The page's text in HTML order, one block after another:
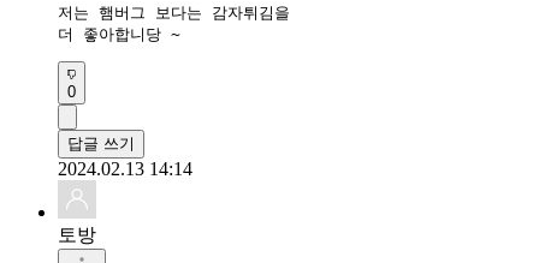
저는 햄버그 보다는 감자튀김을
더 좋아합니당 ~
0
답글 쓰기
2024.02.13 14:14
토방